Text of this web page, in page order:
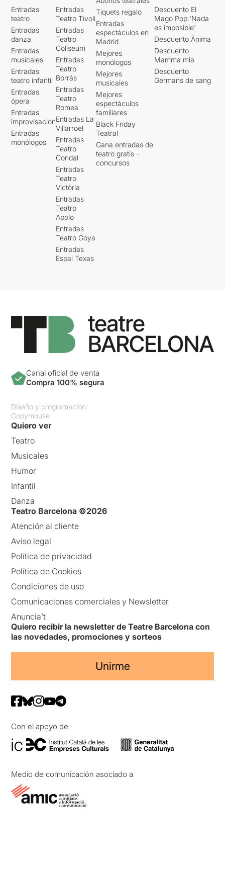
Entradas
teatro
Entradas
danza
Entradas
musicales
Entradas
teatro infantil
Entradas
ópera
Entradas
improvisación
Entradas
monólogos
Entradas
Teatro Tívoli
Entradas
Teatro
Coliseum
Entradas
Teatro
Borrás
Entradas
Teatro
Romea
Entradas La
Villarroel
Entradas
Teatro
Condal
Entradas
Teatro
Victòria
Entradas
Teatro
Apolo
Entradas
Teatro Goya
Entradas
Espai Texas
Tiquets regalo
Entradas
espectáculos en
Madrid
Mejores
monólogos
Mejores
musicales
Mejores
espectáculos
familiares
Black Friday
Teatral
Gana entradas de
teatro gratis -
concursos
Descuento El
Mago Pop 'Nada
es imposible'
Descuento Ànima
Descuento
Mamma mia
Descuento
Germans de sang
Canal oficial de venta
Compra 100% segura
Diseño y programación:
Copymouse
Quiero ver
Teatro
Musicales
Humor
Infantil
Danza
Teatro Barcelona ©2026
Atención al cliente
Aviso legal
Política de privacidad
Política de Cookies
Condiciones de uso
Comunicaciones comerciales y Newsletter
Anuncia’t
Quiero recibir la newsletter de Teatre Barcelona con
las novedades, promociones y sorteos
Unirme
Con el apoyo de
Medio de comunicación asociado a